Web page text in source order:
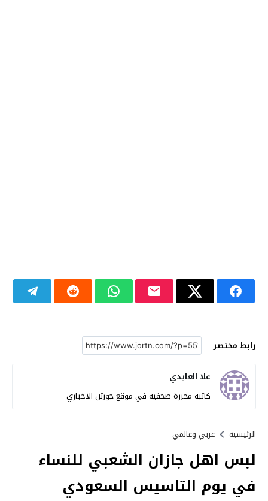
رابط مختصر
علا العايدي
كاتبة محررة صحفية في موقع جورتن الاخباري
الرئيسية عربي وعالمي
لبس اهل جازان الشعبي للنساء
في يوم التاسيس السعودي